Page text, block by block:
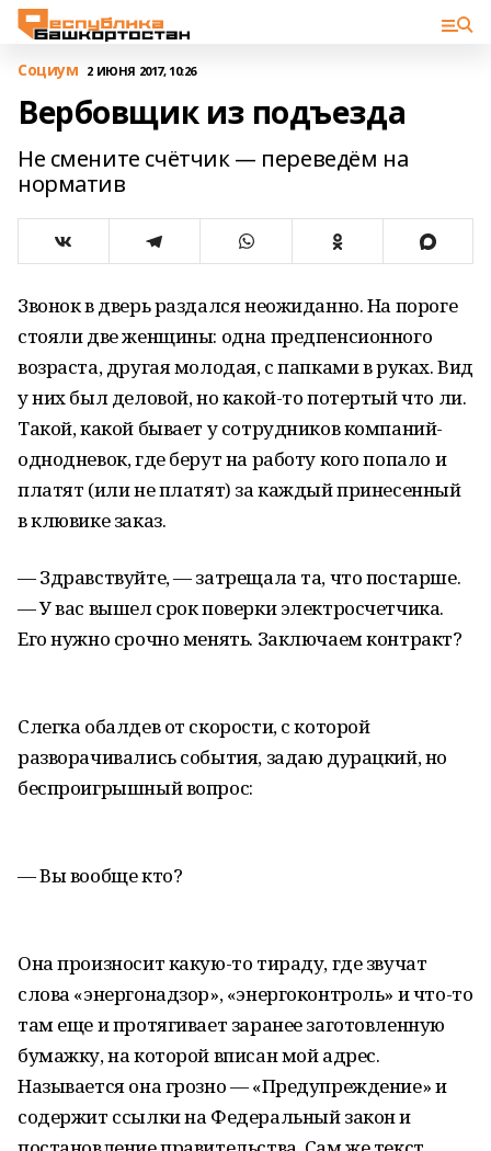
Cоциум 2 ИЮНЯ 2017, 10:26
Вербовщик из подъезда
Не смените счётчик — переведём на
норматив
Звонок в дверь раздался неожиданно. На пороге
стояли две женщины: одна предпенсионного
возраста, другая молодая, с папками в руках. Вид
у них был деловой, но какой-то потертый что ли.
Такой, какой бывает у сотрудников компаний-
однодневок, где берут на работу кого попало и
платят (или не платят) за каждый принесенный
в клювике заказ.
— Здравствуйте, — затрещала та, что постарше.
— У вас вышел срок поверки электросчетчика.
Его нужно срочно менять. Заключаем контракт?
Слегка обалдев от скорости, с которой
разворачивались события, задаю дурацкий, но
беспроигрышный вопрос:
— Вы вообще кто?
Она произносит какую-то тираду, где звучат
слова «энергонадзор», «энергоконтроль» и что-то
там еще и протягивает заранее заготовленную
бумажку, на которой вписан мой адрес.
Называется она грозно — «Предупреждение» и
содержит ссылки на Федеральный закон и